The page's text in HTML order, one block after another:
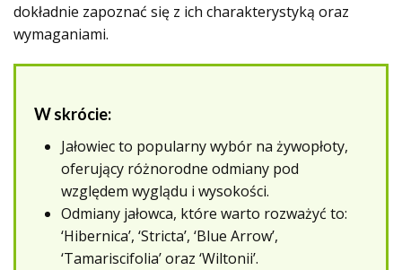
dokładnie zapoznać się z ich charakterystyką oraz
wymaganiami.
W skrócie:
Jałowiec to popularny wybór na żywopłoty,
oferujący różnorodne odmiany pod
względem wyglądu i wysokości.
Odmiany jałowca, które warto rozważyć to:
‘Hibernica’, ‘Stricta’, ‘Blue Arrow’,
‘Tamariscifolia’ oraz ‘Wiltonii’.